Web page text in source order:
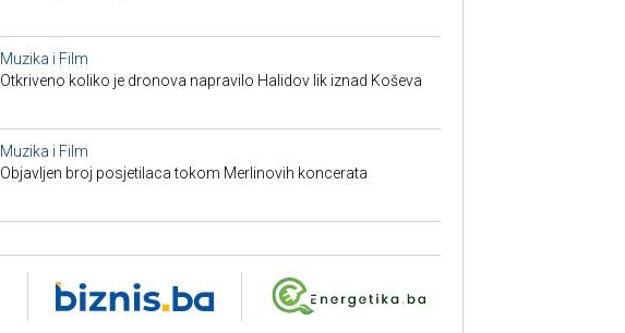
Muzika i Film
Otkriveno koliko je dronova napravilo Halidov lik iznad Koševa
Muzika i Film
Objavljen broj posjetilaca tokom Merlinovih koncerata